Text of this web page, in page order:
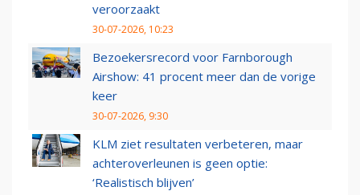
veroorzaakt
30-07-2026, 10:23
Bezoekersrecord voor Farnborough
Airshow: 41 procent meer dan de vorige
keer
30-07-2026, 9:30
KLM ziet resultaten verbeteren, maar
achteroverleunen is geen optie:
‘Realistisch blijven’